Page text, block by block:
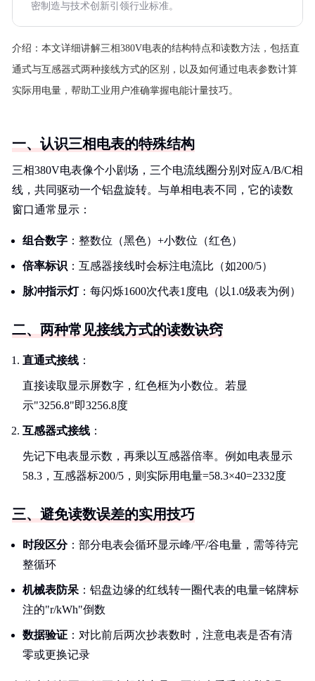
密制造与技术创新引领行业标准。
介绍： 本文详细讲解三相380V电表的结构特点和读数方法，包括直
通式与互感器式两种接线方式的区别，以及如何通过电表参数计算
实际用电量，帮助工业用户准确掌握电能计量技巧。
一、认识三相电表的特殊结构
三相380V电表像个小剧场，三个电流线圈分别对应A/B/C相
线，共同驱动一个铝盘旋转。与单相电表不同，它的读数
窗口通常显示：
组合数字 ：整数位（黑色）+小数位（红色）
倍率标识 ：互感器接线时会标注电流比（如200/5）
脉冲指示灯：每闪烁1600次代表1度电（以1.0级表为例）
二、两种常见接线方式的读数诀窍
直通式接线 ：
直接读取显示屏数字，红色框为小数位。若显
示"3256.8"即3256.8度
互感器式接线 ：
先记下电表显示数，再乘以互感器倍率。例如电表显示
58.3，互感器标200/5，则实际用电量=58.3×40=2332度
三、避免读数误差的实用技巧
时段区分：部分电表会循环显示峰/平/谷电量，需等待完
整循环
机械表防呆 ：铝盘边缘的红线转一圈代表的电量=铭牌标
注的"r/kWh"倒数
数据验证 ：对比前后两次抄表数时，注意电表是否有清
零或更换记录